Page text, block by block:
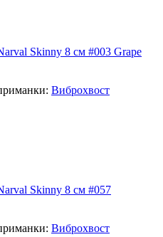
Skinny 8 см #003 Grape
Виброхвост
Skinny 8 см #057
Виброхвост